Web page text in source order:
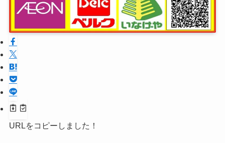
URLをコピーしました！